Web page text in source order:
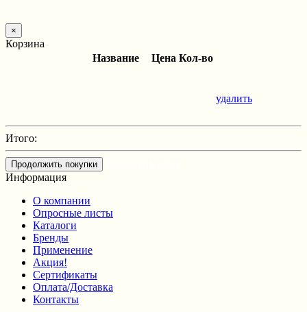
×
Корзина
Название
Цена Кол-во
удалить
Итого:
Продолжить покупки
Информация
О компании
Опросные листы
Каталоги
Бренды
Применение
Акция!
Сертификаты
Оплата/Доставка
Контакты